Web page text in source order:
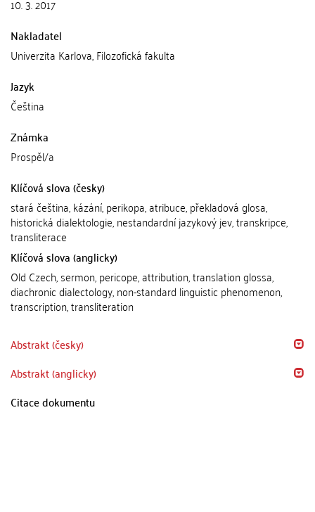
10. 3. 2017
Nakladatel
Univerzita Karlova, Filozofická fakulta
Jazyk
Čeština
Známka
Prospěl/a
Klíčová slova (česky)
stará čeština, kázání, perikopa, atribuce, překladová glosa,
historická dialektologie, nestandardní jazykový jev, transkripce,
transliterace
Klíčová slova (anglicky)
Old Czech, sermon, pericope, attribution, translation glossa,
diachronic dialectology, non-standard linguistic phenomenon,
transcription, transliteration
Abstrakt (česky)
Abstrakt (anglicky)
Citace dokumentu